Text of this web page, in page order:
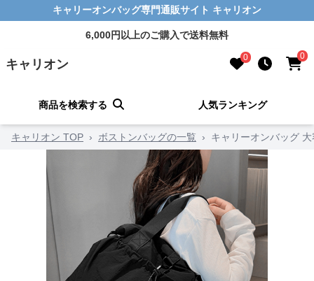
キャリーオンバッグ専門通販サイト キャリオン
6,000円以上のご購入で送料無料
キャリオン 0 0
商品を検索する 人気ランキング
キャリオン TOP › ボストンバッグの一覧 › キャリーオンバッグ